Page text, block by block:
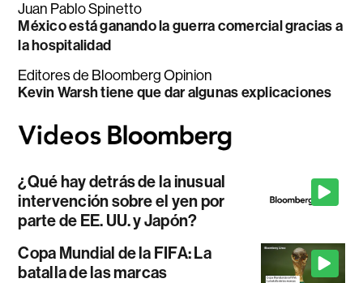
Juan Pablo Spinetto
México está ganando la guerra comercial gracias a
la hospitalidad
Editores de Bloomberg Opinion
Kevin Warsh tiene que dar algunas explicaciones
¿Qué hay detrás de la inusual
intervención sobre el yen por
parte de EE. UU. y Japón?
Copa Mundial de la FIFA: La
batalla de las marcas